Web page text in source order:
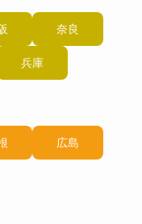
奈良
兵庫
広島